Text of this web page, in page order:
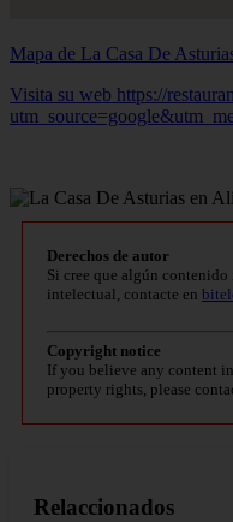
Mapa de La Casa De
Visita su web https://
Derechos de autor
Si cree que algún
intelectual, contacte en
Copyright notice
If you believe any content
property rights, please
Relaccionados